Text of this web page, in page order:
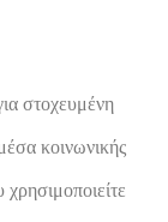
στοχευμένη
κοινωνικής